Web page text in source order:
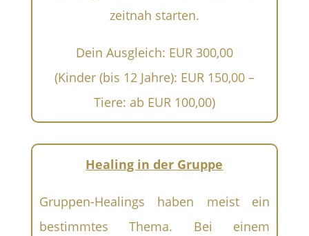
zeitnah starten.
Dein Ausgleich: EUR 300,00
(Kinder (bis 12 Jahre): EUR 150,00 –
Tiere: ab EUR 100,00)
Healing in der Gruppe
Gruppen-Healings haben meist ein
bestimmtes Thema. Bei einem